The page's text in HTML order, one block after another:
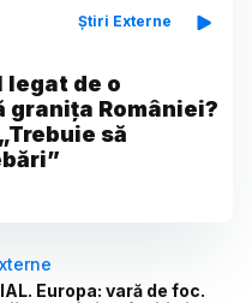
Știri Externe
legat de o
granița României?
să
Europa: vară de foc.